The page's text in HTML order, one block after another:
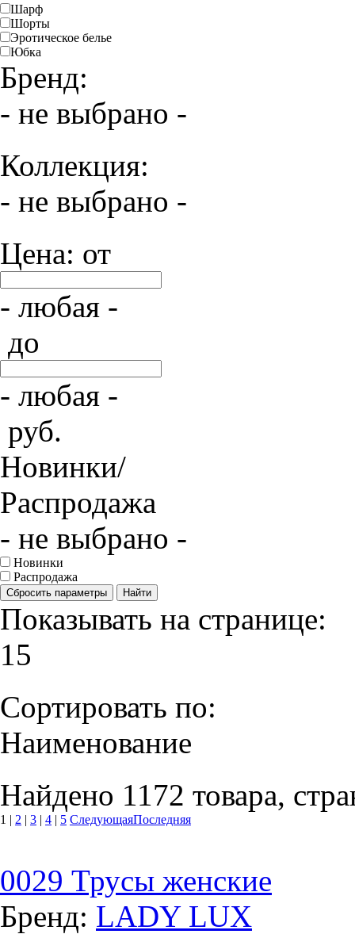
Шарф
Шорты
Эротическое белье
Юбка
Бренд:
- не выбрано -
Коллекция:
- не выбрано -
Цена: от
- любая -
до
- любая -
руб.
Новинки/
Распродажа
- не выбрано -
Новинки
Распродажа
Сбросить параметры Найти
Показывать на странице:
15
Сортировать по:
Наименование
Найдено 1172 товара,
1 | 2 | 3 | 4 | 5 СледующаяПоследняя
0029 Трусы женские
Бренд: LADY LUX